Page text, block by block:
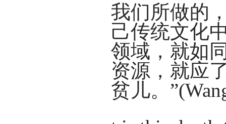
我们所做的
己传统文化
领域，就如
资源，就应
贫儿。